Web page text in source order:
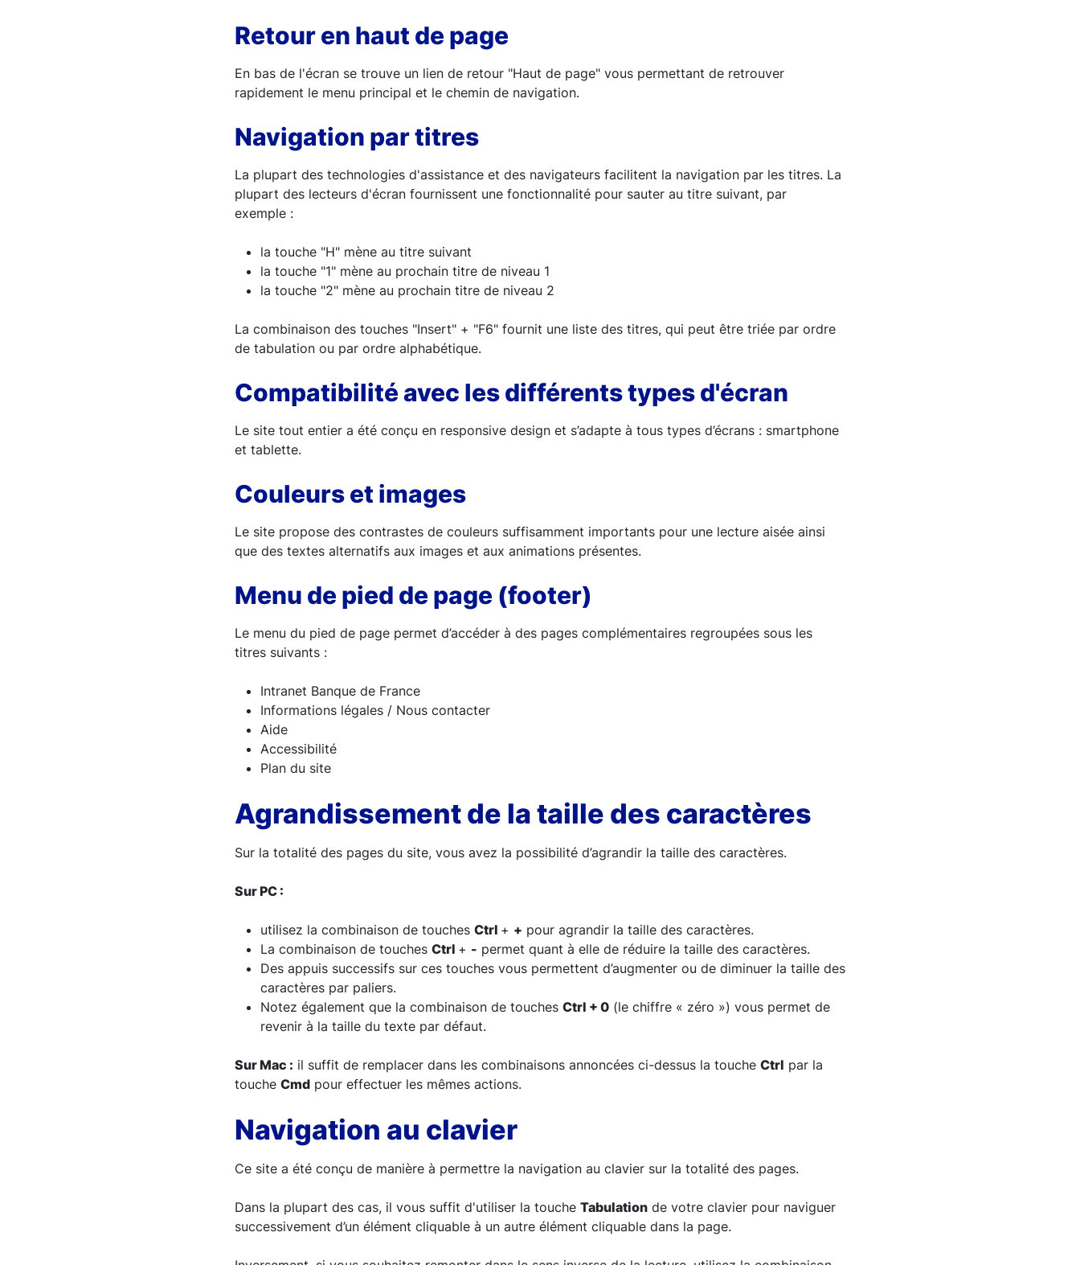
Retour en haut de page
En bas de l'écran se trouve un lien de retour "Haut de page" vous permettant de retrouver
rapidement le menu principal et le chemin de navigation.
Navigation par titres
La plupart des technologies d'assistance et des navigateurs facilitent la navigation par les titres. La
plupart des lecteurs d'écran fournissent une fonctionnalité pour sauter au titre suivant, par
exemple :
la touche "H" mène au titre suivant
la touche "1" mène au prochain titre de niveau 1
la touche "2" mène au prochain titre de niveau 2
La combinaison des touches "Insert" + "F6" fournit une liste des titres, qui peut être triée par ordre
de tabulation ou par ordre alphabétique.
Compatibilité avec les différents types d'écran
Le site tout entier a été conçu en responsive design et s’adapte à tous types d’écrans : smartphone
et tablette.
Couleurs et images
Le site propose des contrastes de couleurs suffisamment importants pour une lecture aisée ainsi
que des textes alternatifs aux images et aux animations présentes.
Menu de pied de page (footer)
Le menu du pied de page permet d’accéder à des pages complémentaires regroupées sous les
titres suivants :
Intranet Banque de France
Informations légales / Nous contacter
Aide
Accessibilité
Plan du site
Agrandissement de la taille des caractères
Sur la totalité des pages du site, vous avez la possibilité d’agrandir la taille des caractères.
Sur PC :
utilisez la combinaison de touches Ctrl + + pour agrandir la taille des caractères.
La combinaison de touches Ctrl + - permet quant à elle de réduire la taille des caractères.
Des appuis successifs sur ces touches vous permettent d’augmenter ou de diminuer la taille des
caractères par paliers.
Notez également que la combinaison de touches Ctrl + 0 (le chiffre « zéro ») vous permet de
revenir à la taille du texte par défaut.
Sur Mac : il suffit de remplacer dans les combinaisons annoncées ci-dessus la touche Ctrl par la
touche Cmd pour effectuer les mêmes actions.
Navigation au clavier
Ce site a été conçu de manière à permettre la navigation au clavier sur la totalité des pages.
Dans la plupart des cas, il vous suffit d'utiliser la touche Tabulation de votre clavier pour naviguer
successivement d’un élément cliquable à un autre élément cliquable dans la page.